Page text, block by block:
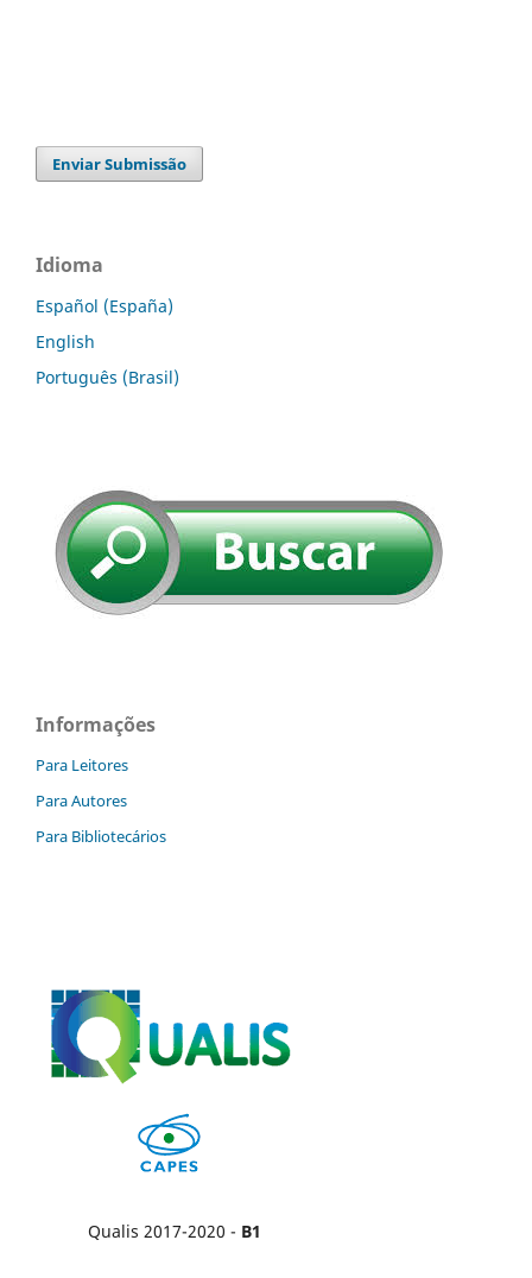
Enviar Submissão
Idioma
Español (España)
English
Português (Brasil)
Informações
Para Leitores
Para Autores
Para Bibliotecários
Qualis 2017-2020 - B1